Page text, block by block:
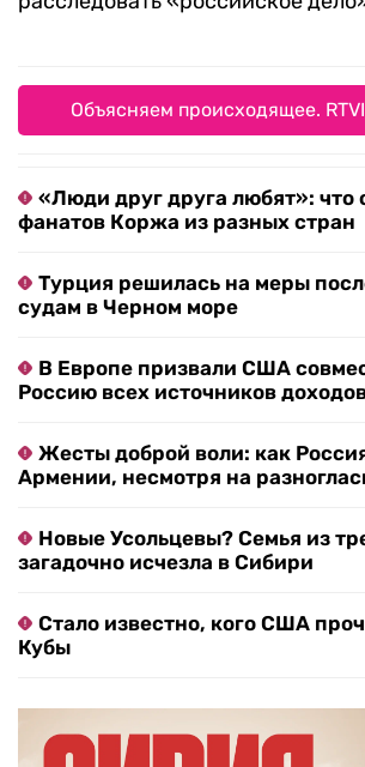
Объясняем происходящее.
«Люди друг друга любят»: что
фанатов Коржа из разных стран
Турция решилась на меры
судам в Черном море
В Европе призвали США
Россию всех источников
Жесты доброй воли: как
Армении, несмотря на
Новые Усольцевы? Семья из
загадочно исчезла в Сибири
Стало известно, кого США
Кубы